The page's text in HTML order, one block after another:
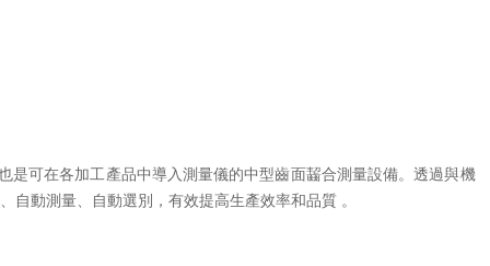
可在各加工產品中導入測量儀的中型齒面齧合測量設備。透過與機
自動測量、自動選別，有效提高生產效率和品質 。